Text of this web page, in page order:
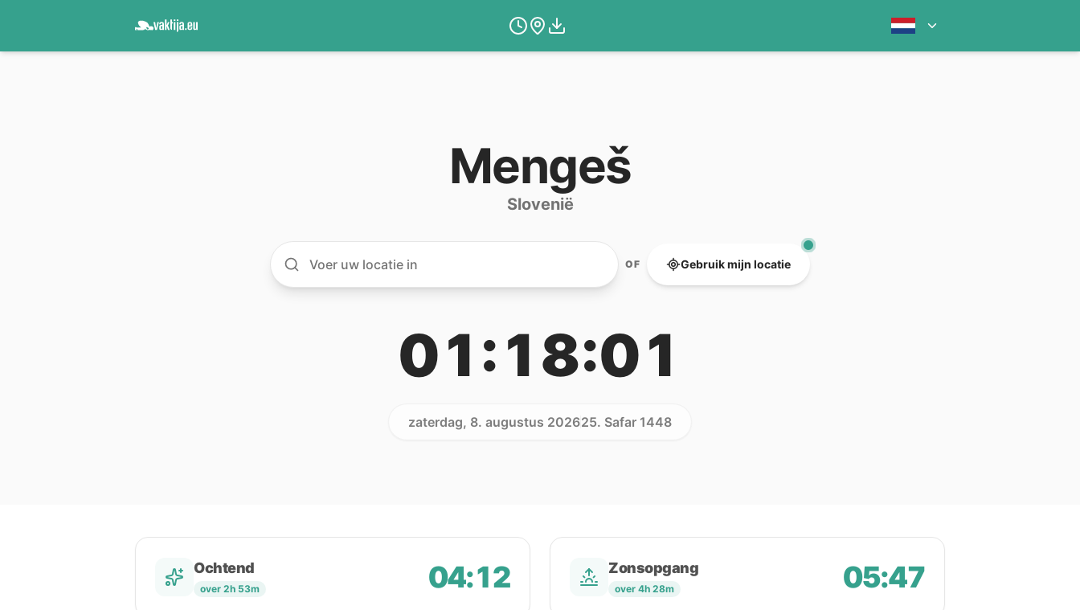
Mengeš
Slovenië
OF Gebruik mijn locatie
01:18:01
zaterdag, 8. augustus 202625. Safar 1448
Ochtend
over 2h 53m 04:12 Zonsopgang
over 4h 28m 05:47